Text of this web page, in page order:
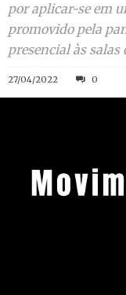
por aplicar-se em
promovido pela
presencial às salas
27/04/2022 0